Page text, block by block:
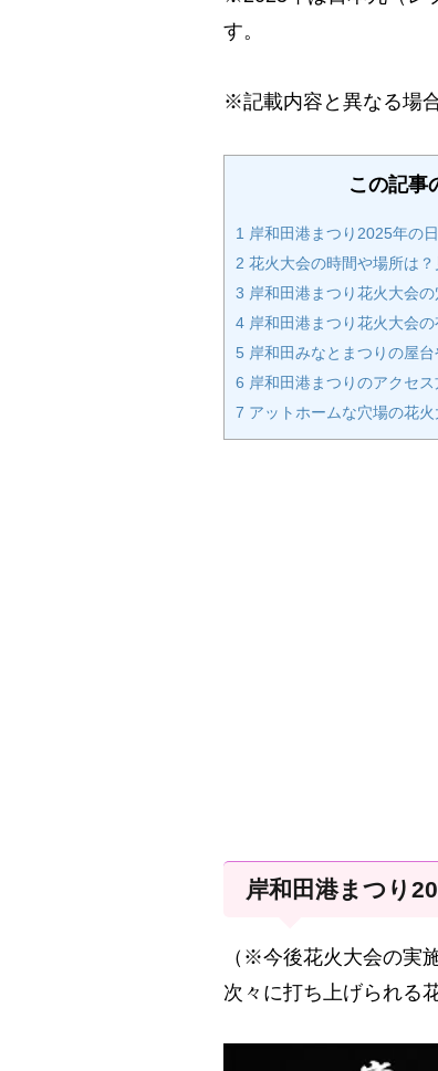
す。
※記載内容と異なる場
この記事
1 岸和田港まつり2025年の
2 花火大会の時間や場所は？
3 岸和田港まつり花火大会
4 岸和田港まつり花火大会
5 岸和田みなとまつりの屋台
6 岸和田港まつりのアクセ
7 アットホームな穴場の花火
岸和田港まつり
（※今後花火大会の実
次々に打ち上げられる